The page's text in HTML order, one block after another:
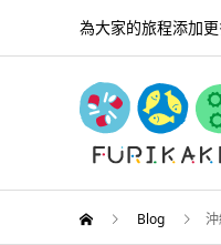
為大家的旅程添加
Blog